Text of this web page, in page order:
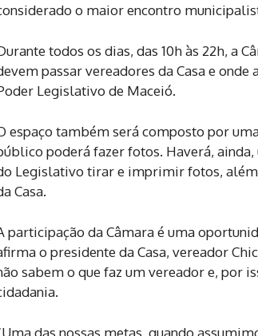
o maior encontro
todos os dias, das 10h às 22h, a
passar vereadores da Casa e
Legislativo de Maceió.
espaço também será composto por
poderá fazer fotos. Haverá,
Legislativo tirar e imprimir fotos, além
Casa.
participação da Câmara é uma
o presidente da Casa, vereador
sabem o que faz um vereador e, por